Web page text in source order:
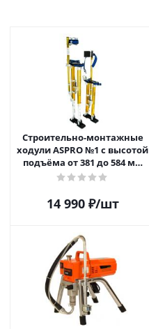
Строительно-монтажные
ходули ASPRO №1 с высотой
подъёма от 381 до 584 мм
(15"-23")
14 990₽/шт